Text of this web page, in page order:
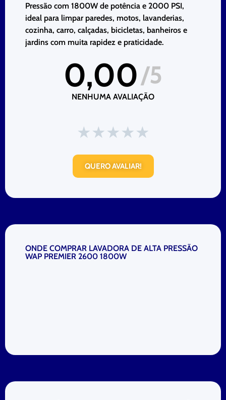
Pressão com 1800W de potência e 2000 PSI,
ideal para limpar paredes, motos, lavanderias,
cozinha, carro, calçadas, bicicletas, banheiros e
jardins com muita rapidez e praticidade.
0,00/5
NENHUMA AVALIAÇÃO
★★★★★
QUERO AVALIAR!
ONDE COMPRAR LAVADORA DE ALTA PRESSÃO
WAP PREMIER 2600 1800W